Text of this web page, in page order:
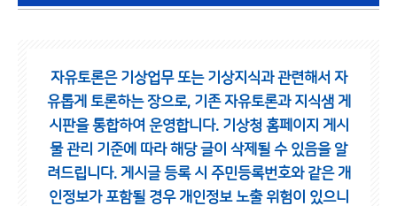
자유토론은 기상업무 또는 기상지식과 관련해서 자
유롭게 토론하는 장으로, 기존 자유토론과 지식샘 게
시판을 통합하여 운영합니다. 기상청 홈페이지 게시
물 관리 기준에 따라 해당 글이 삭제될 수 있음을 알
려드립니다. 게시글 등록 시 주민등록번호와 같은 개
인정보가 포함될 경우 개인정보 노출 위험이 있으니